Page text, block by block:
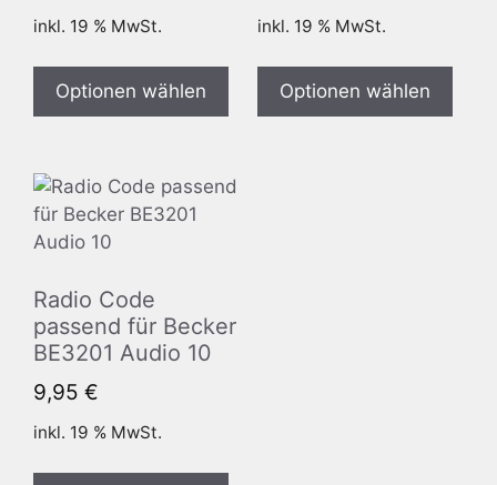
inkl. 19 % MwSt.
Optionen wählen
inkl. 19 % MwSt.
Optionen wählen
Radio Code
passend für Becker
BE3201 Audio 10
9,95 €
inkl. 19 % MwSt.